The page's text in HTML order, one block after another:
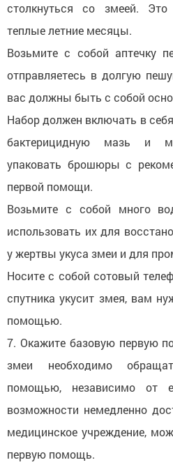
столкнуться со змеей.
теплые летние месяцы.
Возьмите с собой аптечку
отправляетесь в долгую
вас должны быть с собой
Набор должен включать в
бактерицидную мазь и
упаковать брошюры с
первой помощи.
Возьмите с собой много
использовать их для
у жертвы укуса змеи и для
Носите с собой сотовый
спутника укусит змея, вам
помощью.
7. Окажите базовую первую
змеи необходимо
помощью, независимо от
возможности немедленно
медицинское учреждение,
первую помощь.